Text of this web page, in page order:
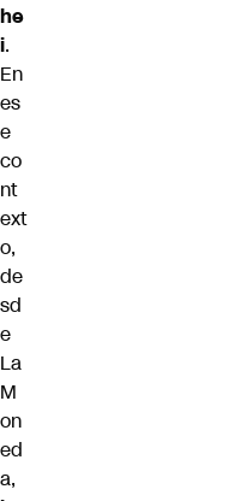
he
i.
En
es
e
co
nt
ext
o,
de
sd
e
La
M
on
ed
a,